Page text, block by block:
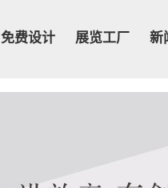
免费设计 展览工厂 新